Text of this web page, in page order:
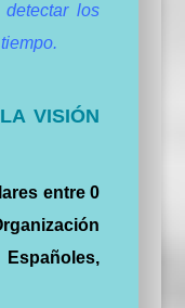
detectar los
VISIÓN
entre 0